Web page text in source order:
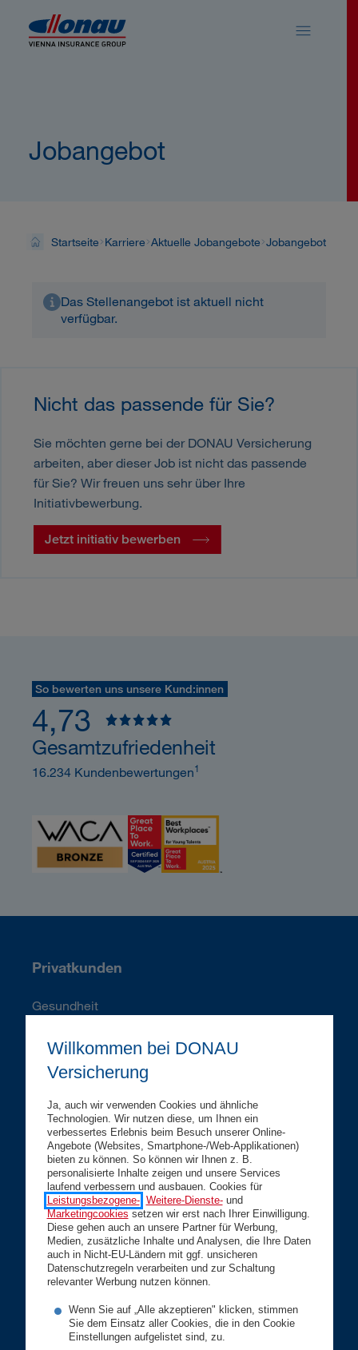
Willkommen bei DONAU
Versicherung
Ja, auch wir verwenden Cookies und ähnliche
Technologien. Wir nutzen diese, um Ihnen ein
verbessertes Erlebnis beim Besuch unserer Online-
Angebote (Websites, Smartphone-/Web-Applikationen)
bieten zu können. So können wir Ihnen z. B.
personalisierte Inhalte zeigen und unsere Services
laufend verbessern und ausbauen. Cookies für
Leistungsbezogene-, Weitere-Dienste-und
Marketingcookies setzen wir erst nach Ihrer Einwilligung.
Diese gehen auch an unsere Partner für Werbung,
Medien, zusätzliche Inhalte und Analysen, die Ihre Daten
auch in Nicht-EU-Ländern mit ggf. unsicheren
Datenschutzregeln verarbeiten und zur Schaltung
relevanter Werbung nutzen können.
Wenn Sie auf „Alle akzeptieren" klicken, stimmen
Sie dem Einsatz aller Cookies, die in den Cookie
Einstellungen aufgelistet sind, zu.
Jobangebot
Startseite Karriere Aktuelle Jobangebote Jobangebot
Das Stellenangebot ist aktuell nicht
verfügbar.
Nicht das passende für Sie?
Sie möchten gerne bei der DONAU Versicherung
arbeiten, aber dieser Job ist nicht das passende
für Sie? Wir freuen uns sehr über Ihre
Initiativbewerbung.
Jetzt initiativ bewerben
Privatkunden
Gesundheit
Kfz
Wohnen
Rechtsschutz
Karriere
Geschäftskunden
Betriebsversicherungen
Vorsorge
Branchenlösungen
Service
Versicherungsfall melden
Meine DONAU
So bewerten uns unsere Kund:innen
4,73
Gesamtzufriedenheit
16.234 Kundenbewertungen1